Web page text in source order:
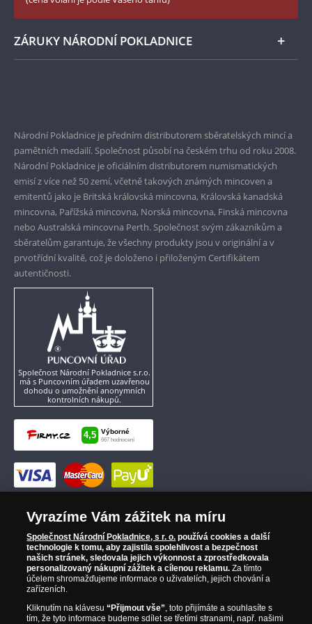
ZÁRUKY NÁRODNÍ POKLADNICE
Garance nejvyšší kvality
Pouze originální produkty
Národní Pokladnice je předním distributorem sběratelských mincí a
pamětních medailí. Společnost působí na českém trhu od roku 2008.
Národní Pokladnice je oficiálním distributorem numismatických
emisí z více než 50 zemí, včetně takových známých mincoven a
emitentů jako je Britská královská mincovna, Královská kanadská
mincovna, Pařížská mincovna, Norská mincovna, Finská mincovna
nebo Australská mincovna Perth. Společnost svým zákazníkům a
sběratelům garantuje, že všechny produkty jsou v originální a v
prvotřídní kvalitě, což je doloženo i přiloženým Certifikátem
autentičnosti.
Společnost Národní Pokladnice s.r.o.
má s Puncovním úřadem uzavřenou
dohodu o umožnění anonymních
kontrolních nákupů.
Vyrazíme Vám zážitek na míru
Společnost Národní Pokladnice, s r. o. používá cookies a další
technologie k tomu, aby zajistila spolehlivost a bezpečnost
našich stránek, sledovala jejich výkonnost a zprostředkovala
personalizovaný nákupní zážitek a cílenou reklamu. Za tímto
účelem shromažďujeme informace o uživatelích, jejich chování a
zařízeních.
Kliknutím na klávesu“Přijmout vše”, toto přijímáte a souhlasíte s
tím, že tyto informace budeme sdílet se třetími stranami, např. našimi